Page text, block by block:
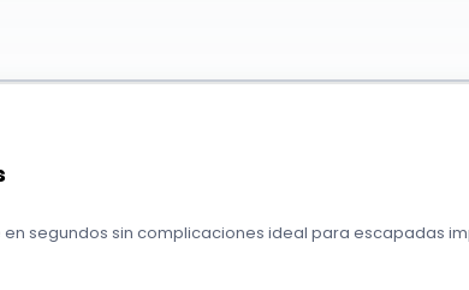
en segundos sin complicaciones ideal para escapadas